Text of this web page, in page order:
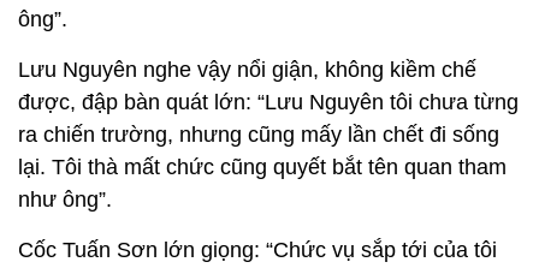
ông”.
Lưu Nguyên nghe vậy nổi giận, không kiềm chế
được, đập bàn quát lớn: “Lưu Nguyên tôi chưa từng
ra chiến trường, nhưng cũng mấy lần chết đi sống
lại. Tôi thà mất chức cũng quyết bắt tên quan tham
như ông”.
Cốc Tuấn Sơn lớn giọng: “Chức vụ sắp tới của tôi